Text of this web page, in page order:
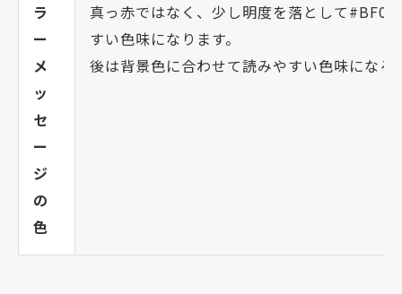
ラ
ー
メ
ッ
セ
ー
ジ
の
色
真っ赤ではなく、少し明度を落として
すい色味になります。
後は背景色に合わせて読みやすい色味にな